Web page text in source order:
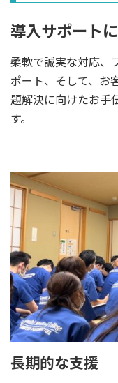
導入サポート
柔軟で誠実な対応、
ポート、そして、お
題解決に向けたお手
す。
長期的な支援